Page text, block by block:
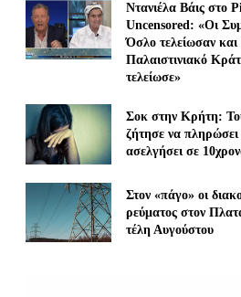
Ντανιέλα Βάις στο
Uncensored: «Οι
Όσλο τελείωσαν και
Παλαιστινιακό
τελείωσε»
Σοκ στην Κρήτη:
ζήτησε να πληρώσει
ασελγήσει σε
Στον «πάγο» οι
ρεύματος στον
τέλη Αυγούστου